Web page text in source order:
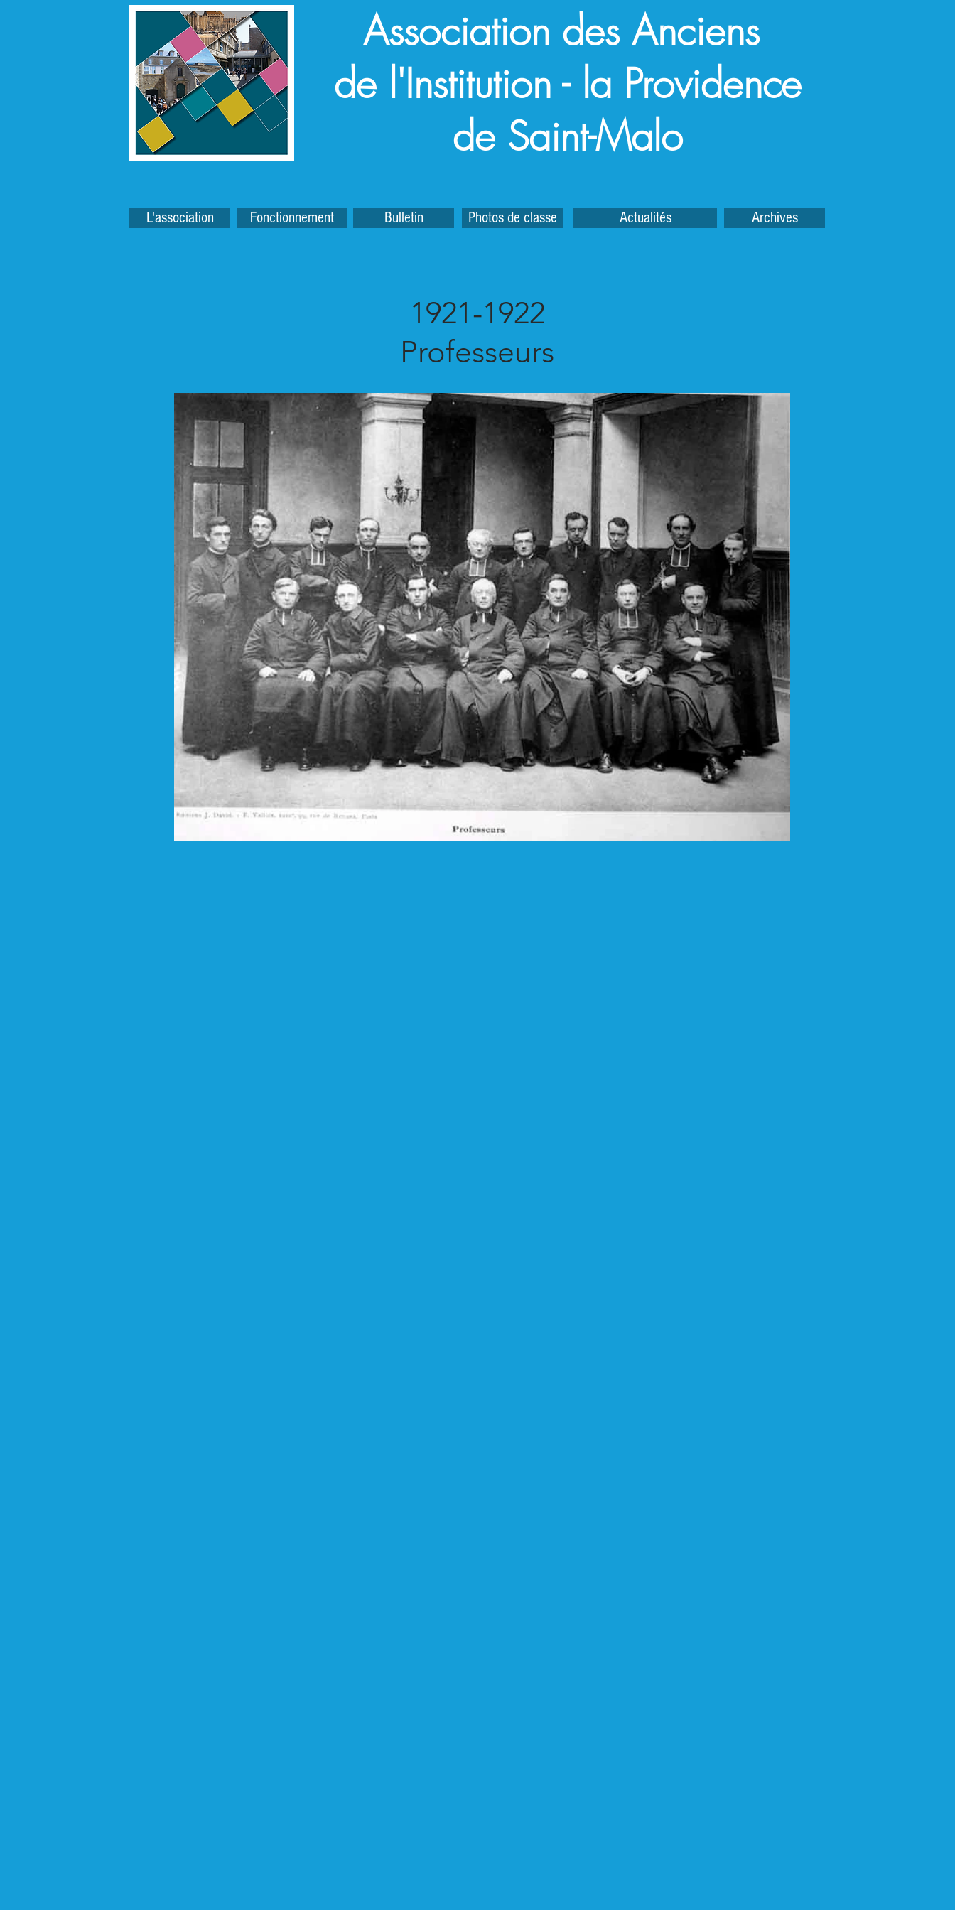
Association des Anciens
de l'Institution - la Providence
de Saint-Malo
L'association Fonctionnement Bulletin Photos de classe Actualités Archives
1921-1922
Professeurs